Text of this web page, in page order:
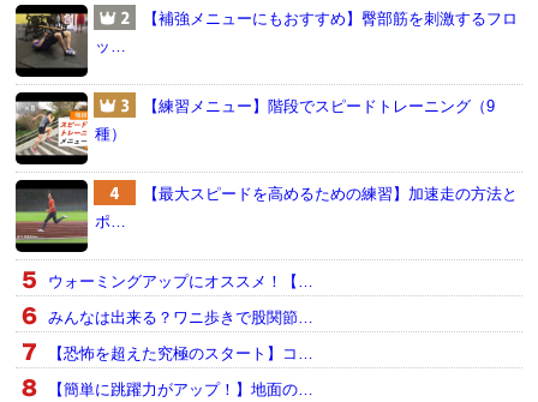
【補強メニューにもおすすめ】臀部筋を刺激するフロ
ッ…
【練習メニュー】階段でスピードトレーニング（9
種）
【最大スピードを高めるための練習】加速走の方法と
ポ…
ウォーミングアップにオススメ！【…
みんなは出来る？ワニ歩きで股関節…
【恐怖を超えた究極のスタート】コ…
【簡単に跳躍力がアップ！】地面の…